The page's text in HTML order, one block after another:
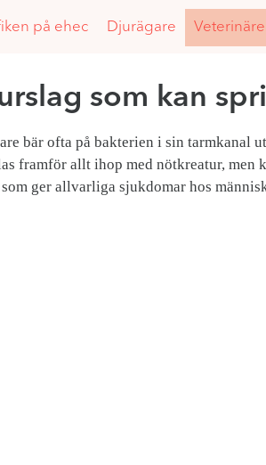
på ehec Djurägare
som kan
bär ofta på bakterien i sin tarmkanal
framför allt ihop med nötkreatur, men
som ger allvarliga sjukdomar hos